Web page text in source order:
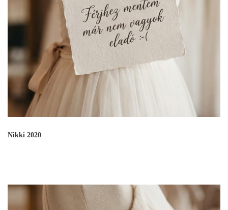
Nikki 2020